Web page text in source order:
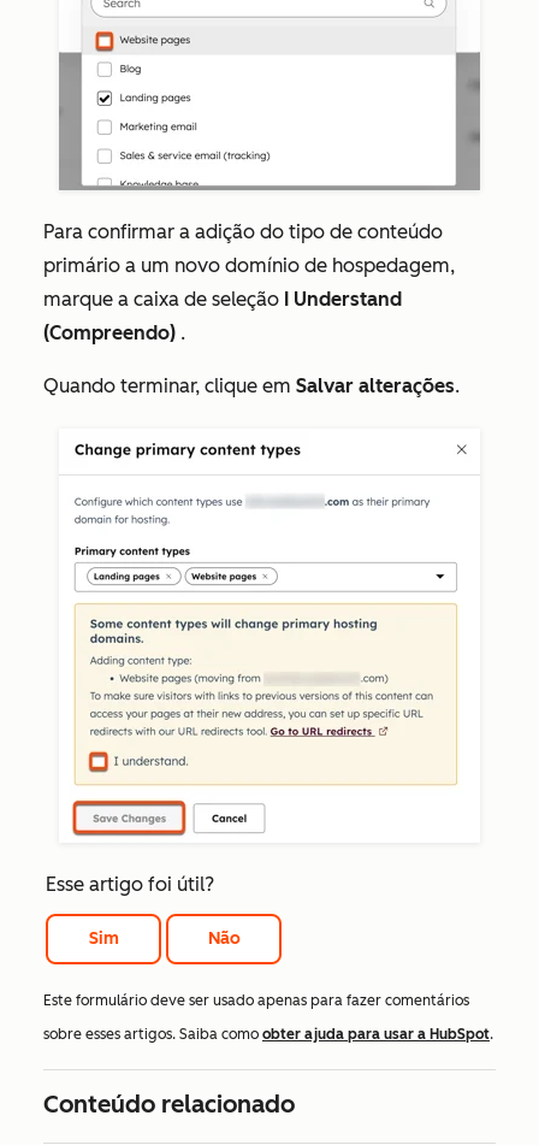
Para confirmar a adição do tipo de conteúdo
primário a um novo domínio de hospedagem,
marque a caixa de seleção
I Understand
(Compreendo) .
Quando terminar, clique em Salvar alterações.
Esse artigo foi útil?
Sim Não
Este formulário deve ser usado apenas para fazer comentários
sobre esses artigos. Saiba como obter ajuda para usar a HubSpot.
Conteúdo relacionado